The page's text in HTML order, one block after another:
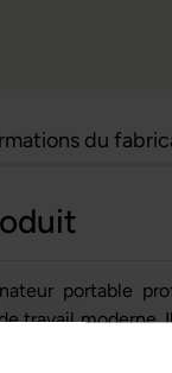
du
portable
travail moderne.
vive et